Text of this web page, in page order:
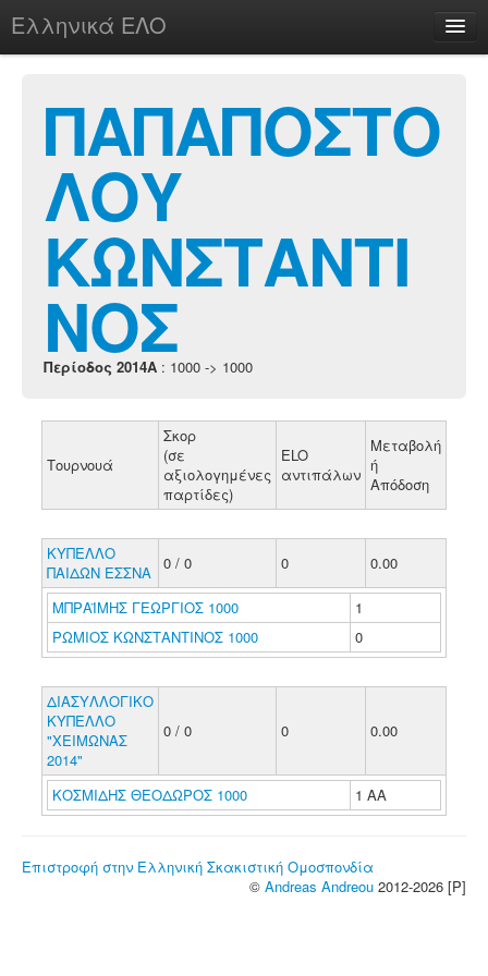
Ελληνικά ΕΛΟ
chesstu.be @ discord
Login
ΠΑΠΑΠΟΣΤΟ
ΛΟΥ
ΚΩΝΣΤΑΝΤΙ
ΝΟΣ
Περίοδος 2014A : 1000 -> 1000
Τουρνουά
Σκορ
(σε
αξιολογημένες
παρτίδες)
ELO
αντιπάλων
Μεταβολή
ή
Απόδοση
ΚΥΠΕΛΛΟ
ΠΑΙΔΩΝ ΕΣΣΝΑ 0 / 0 0 0.00
ΜΠΡΑΪΜΗΣ ΓΕΩΡΓΙΟΣ 1000
1
ΡΩΜΙΟΣ ΚΩΝΣΤΑΝΤΙΝΟΣ 1000
0
ΔΙΑΣΥΛΛΟΓΙΚΟ
ΚΥΠΕΛΛΟ
"ΧΕΙΜΩΝΑΣ
2014"
0 / 0 0 0.00
ΚΟΣΜΙΔΗΣ ΘΕΟΔΩΡΟΣ 1000 1 ΑΑ
Επιστροφή στην Ελληνική Σκακιστική Ομοσπονδία
© Andreas Andreou 2012-2026 [P]